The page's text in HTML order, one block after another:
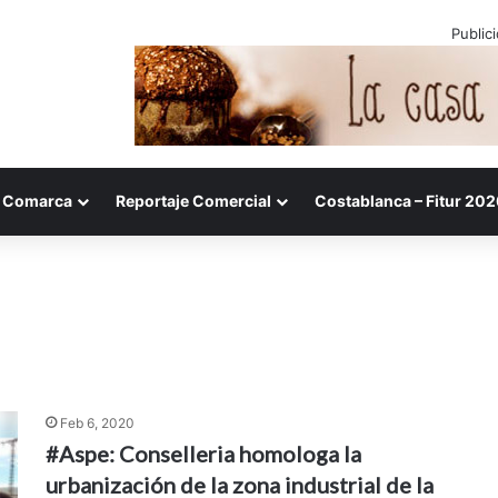
Comarca Reportaje Comercial Costablanca – Fitur
Feb 6, 2020
#Aspe: Conselleria homologa la
urbanización de la zona industrial de la